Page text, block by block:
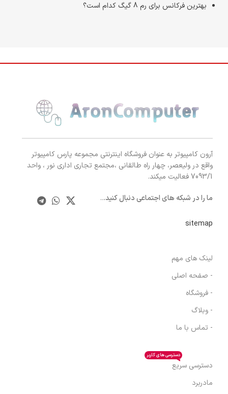
بهترین فرکانس برای رم 8 گیگ کدام است؟
آرون کامپیوتر به عنوان فروشگاه اینترنتی مجموعه پارس کامپیوتر
واقع در ولیعصر، چهار راه طالقانی ،مجتمع تجاری اداری نور ، واحد
7093/1 فعالیت میکند.
ما را در شبکه های اجتماعی دنبال کنید...
sitemap
لینک های مهم
- صفحه اصلی
- فروشگاه
- وبلاگ
- تماس با ما
دسترسی سریع
دسترسی های کاربر
مادربرد